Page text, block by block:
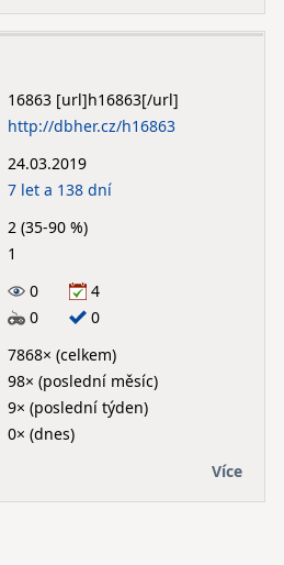
16863
http://dbher.cz/h16863
24.03.2019
7 let a 138 dní
2 (35-90 %)
1
0
4
0
0
7868× (celkem)
98× (poslední měsíc)
9× (poslední týden)
0× (dnes)
Více